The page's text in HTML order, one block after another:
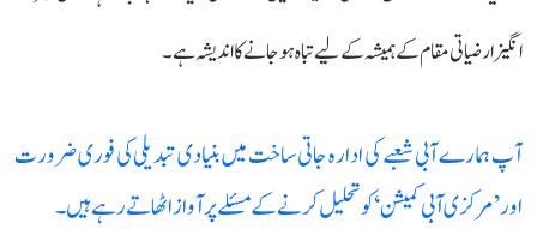
انگیز ارضیاتی مقام کے ہمیشہ کے لیے تباہ ہو جانے کا اندیشہ ہے۔
آپ ہمارے آبی شعبے کی ادارہ جاتی ساخت میں بنیادی تبدیلی کی فوری ضرورت
اور ’مرکزی آبی کمیشن‘ کو تحلیل کرنے کے مسئلے پر آواز اٹھاتے رہے ہیں۔